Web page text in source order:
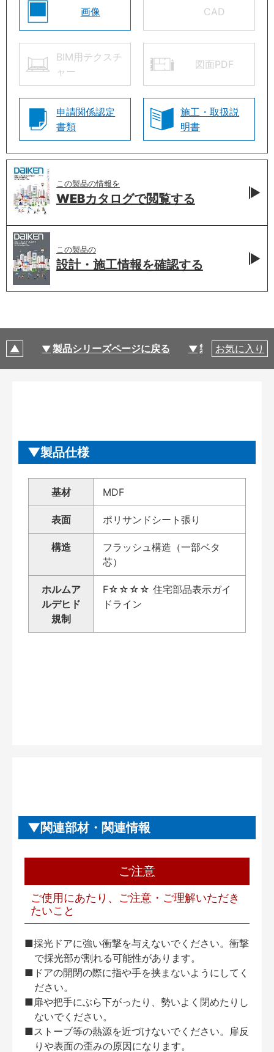
画像 CAD
BIM用テクスチ
ャー
図面PDF
申請関係認定
書類
施工・取扱説
明書
この製品の情報を
WEBカタログで閲覧する
この製品の
設計・施工情報を確認する
製品シリーズページに戻る 製品仕様
お気に入り
製品仕様
基材 MDF
表面 ポリサンドシート張り
構造
フラッシュ構造（一部ベタ
芯）
ホルムア
ルデヒド
規制
F☆☆☆☆ 住宅部品表示ガイ
ドライン
関連部材・関連情報
ご注意
ご使用にあたり、ご注意・ご理解いただき
たいこと
■採光ドアに強い衝撃を与えないでください。衝撃
で採光部が割れる可能性があります。
■ドアの開閉の際に指や手を挟まないようにしてく
ださい。
■扉や把手にぶら下がったり、勢いよく閉めたりし
ないでください。
■ストーブ等の熱源を近づけないでください。扉反
りや表面の歪みの原因になります。